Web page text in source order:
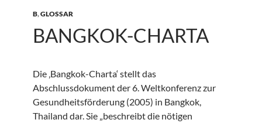
B,GLOSSAR
BANGKOK-CHARTA
Die ‚Bangkok-Charta‘ stellt das
Abschlussdokument der 6. Weltkonferenz zur
Gesundheitsförderung (2005) in Bangkok,
Thailand dar. Sie „beschreibt die nötigen